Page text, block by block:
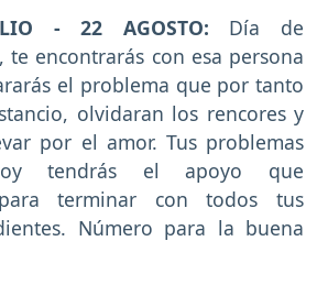
- 22 AGOSTO: Día de
te encontrarás con esa persona
el problema que por tanto
olvidaran los rencores y
por el amor. Tus problemas
tendrás el apoyo que
para terminar con todos tus
Número para la buena